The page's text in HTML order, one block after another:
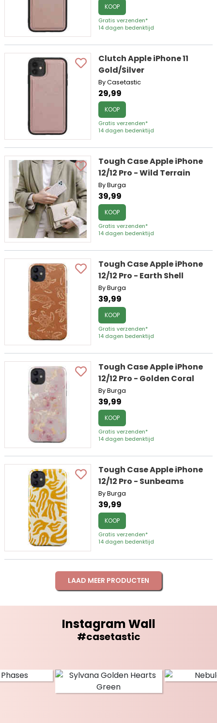
KOOP
Gratis verzenden*
14 dagen bedenktijd
Clutch Apple iPhone 11
Gold/Silver
By Casetastic
29,99
KOOP
Gratis verzenden*
14 dagen bedenktijd
Tough Case Apple iPhone
12/12 Pro - Wild Terrain
By Burga
39,99
KOOP
Gratis verzenden*
14 dagen bedenktijd
Tough Case Apple iPhone
12/12 Pro - Earth Shell
By Burga
39,99
KOOP
Gratis verzenden*
14 dagen bedenktijd
Tough Case Apple iPhone
12/12 Pro - Golden Coral
By Burga
39,99
KOOP
Gratis verzenden*
14 dagen bedenktijd
Tough Case Apple iPhone
12/12 Pro - Sunbeams
By Burga
39,99
KOOP
Gratis verzenden*
14 dagen bedenktijd
LAAD MEER PRODUCTEN
Instagram Wall
#casetastic